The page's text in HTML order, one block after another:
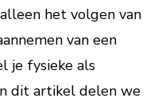
het volgen van
van een
je fysieke als
dit artikel delen we